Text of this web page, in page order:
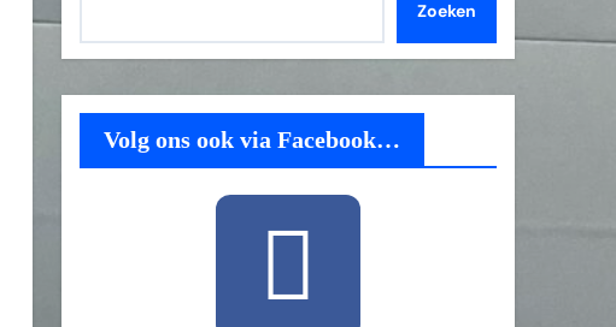
Zoeken
Volg ons ook via Facebook…